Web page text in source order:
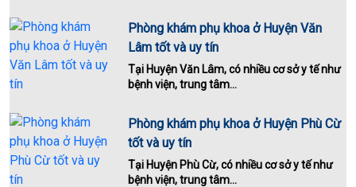
Phòng khám phụ khoa ở Huyện Văn
Lâm tốt và uy tín
Tại Huyện Văn Lâm, có nhiều cơ sở y tế như
bệnh viện, trung tâm...
Phòng khám phụ khoa ở Huyện Phù Cừ
tốt và uy tín
Tại Huyện Phù Cừ, có nhiều cơ sở y tế như
bệnh viện, trung tâm...